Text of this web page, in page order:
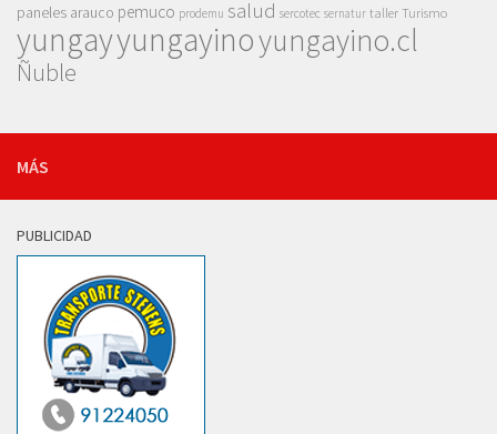
paneles arauco pemuco prodemu salud sercotec sernatur taller Turismo
yungayyungayinoyungayino.cl
Ñuble
MÁS
PUBLICIDAD